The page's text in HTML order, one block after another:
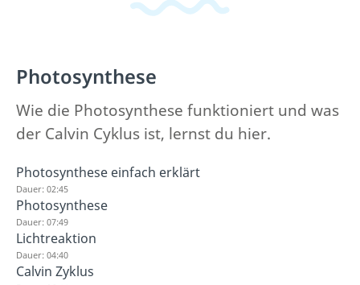
Photosynthese
Wie die Photosynthese funktioniert und was
der Calvin Cyklus ist, lernst du hier.
Photosynthese einfach erklärt
Dauer: 02:45
Photosynthese
Dauer: 07:49
Lichtreaktion
Dauer: 04:40
Calvin Zyklus